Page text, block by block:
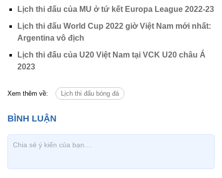
Lịch thi đấu của MU ở tứ kết Europa League 2022-23
Lịch thi đấu World Cup 2022 giờ Việt Nam mới nhất:
Argentina vô địch
Lịch thi đấu của U20 Việt Nam tại VCK U20 châu Á
2023
Xem thêm về: Lịch thi đấu bóng đá